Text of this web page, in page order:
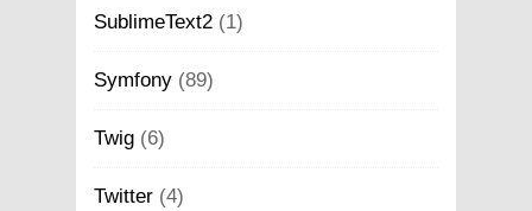
SublimeText2 (1)
Symfony (89)
Twig (6)
Twitter (4)